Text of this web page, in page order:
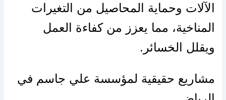
الآلات وحماية المحاصيل من التغيرات
المناخية، مما يعزز من كفاءة العمل
ويقلل الخسائر.
مشاريع حقيقية لمؤسسة علي جاسم في